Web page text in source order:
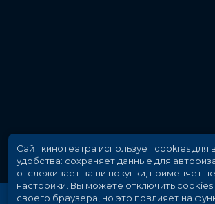
Сайт кинотеатра использует cookies для
удобства: сохраняет данные для
отслеживает ваши покупки, применяет
настройки. Вы можете отключить cookies
своего браузера, но это повлияет на